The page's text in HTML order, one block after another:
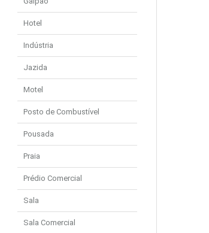
Hotel
Indústria
Jazida
Motel
Posto de Combustível
Pousada
Praia
Prédio Comercial
Sala
Sala Comercial